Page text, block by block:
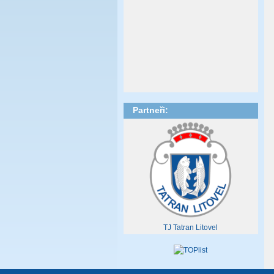
Partneři:
TJ Tatran Litovel